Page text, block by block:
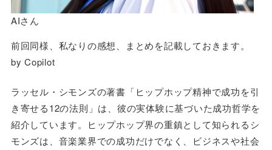
AIさん
前回同様、私なりの感想、まとめを記載しておきます。
by Copilot
ラッセル・シモンズの著書「ヒップホップ精神で成功を引
き寄せる12の法則」は、彼の実体験に基づいた成功哲学を
紹介しています。ヒップホップ界の重鎮として知られるシ
モンズは、音楽業界での成功だけでなく、ビジネスや社会